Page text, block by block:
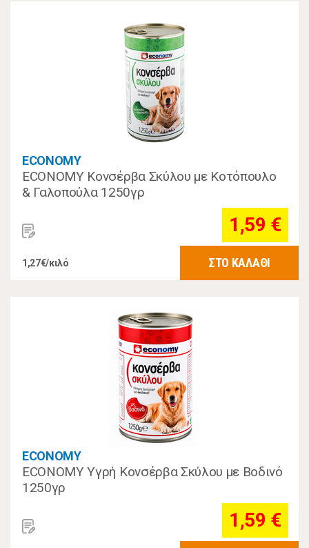
ECONOMY
ECONOMY Κονσέρβα Σκύλου με Κοτόπουλο
& Γαλοπούλα 1250γρ
1,59 €
1,27€/κιλό ΣΤΟ ΚΑΛΑΘΙ
ECONOMY
ECONOMY Υγρή Κονσέρβα Σκύλου με Βοδινό
1250γρ
1,59 €